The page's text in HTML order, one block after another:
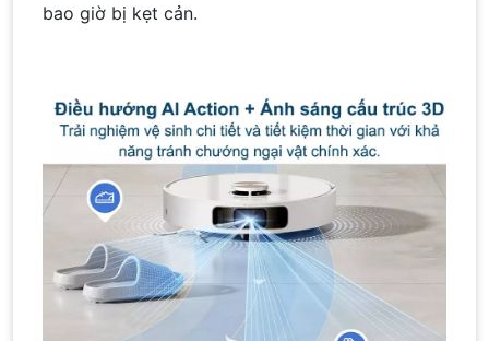
bao giờ bị kẹt cản.